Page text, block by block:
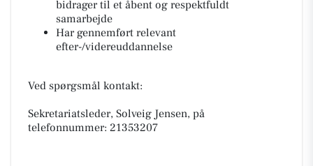
bidrager til et åbent og respektfuldt
samarbejde
Har gennemført relevant
efter-/videreuddannelse
Ved spørgsmål kontakt:
Sekretariatsleder, Solveig Jensen, på
telefonnummer: 21353207